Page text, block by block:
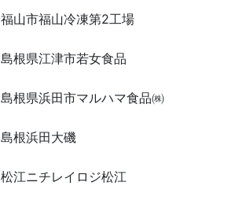
福山市福山冷凍第2工場
島根県江津市若女食品
島根県浜田市マルハマ食品㈱
島根浜田大磯
松江ニチレイロジ松江